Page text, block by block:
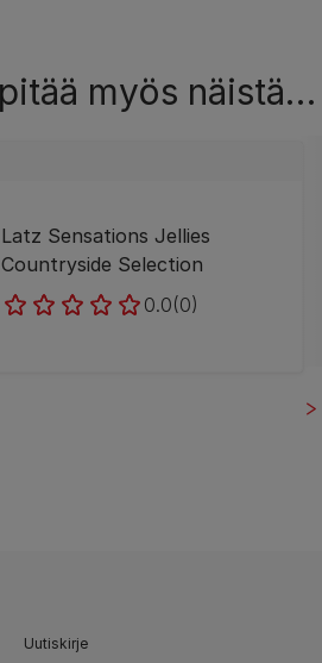
myös näistä…
Latz Sensations Jellies
Countryside Selection
0.0(0)
Uutiskirje